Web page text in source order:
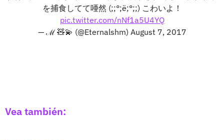
を捕食してて唖然 (;;°;ё;°;;) こわいよ！
pic.twitter.com/nNf1a5U4YQ
— ℳ 🧸💫 (@Eternalshm) August 7, 2017
Vea también: